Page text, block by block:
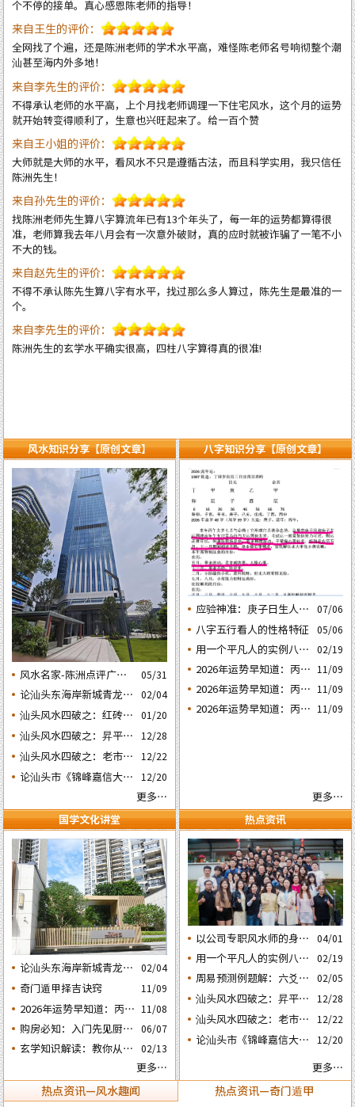
全网找了个遍，还是陈洲老师的学术水平高，难怪陈老师名号响彻整个潮
汕甚至海内外多地！
来自李先生的评价：
不得承认老师的水平高，上个月找老师调理一下住宅风水，这个月的运势
就开始转变得顺利了，生意也兴旺起来了。给一百个赞
来自王小姐的评价：
大师就是大师的水平，看风水不只是遵循古法，而且科学实用，我只信任
陈洲先生！
来自孙先生的评价：
找陈洲老师先生算八字算流年已有13个年头了，每一年的运势都算得很
准，老师算我去年八月会有一次意外破财，真的应时就被诈骗了一笔不小
不大的钱。
来自赵先生的评价：
不得不承认陈先生算八字有水平，找过那么多人算过，陈先生是最准的一
个。
来自李先生的评价：
陈洲先生的玄学水平确实很高，四柱八字算得真的很准!
风水知识分享【原创文章】
风水名家-陈洲点评广州
广交会芭洲交易中心大楼
的风水态势
05/31
论汕头东海岸新城青龙白
虎砂和明堂案山的风水态
势
02/04
汕头风水四破之：红砖楼
被拆除破坏了乌桥岛龟地
风水格局
01/20
汕头风水四破之：昇平路
骑楼拆毁破坏了蜘蛛网的
风水局
12/28
汕头风水四破之：老市政
府楼反向改造破坏了水局
风水。
12/22
论汕头市《锦峰嘉信大
与风水态势的关系
12/20
更多…
八字知识分享【原创文章】
应验神准：庚子日生人丙
午流年运势判断的应验结
果
07/06
八字五行看人的性格特征 05/06
用一个平凡人的实例八字
论断2026马年的流年运势
02/19
2026年运势早知道：丙午
年运势不好的4个出生日
期之四‘庚子’ 日
11/09
2026年运势早知道：丙午
年运势不好的4个出生日
期之三‘丙子’ 日
11/09
2026年运势早知道：丙午 11/09
更多…
国学文化讲堂
论汕头东海岸新城青龙白
虎砂和明堂案山的风水态
势
02/04
奇门遁甲择吉诀窍 11/09
2026年运势早知道：丙午
年运势不好的4个日期出
生人之一‘戊子’ 日
11/08
购房必知：入门先见厨房
餐厅的户型隐藏着那些弊
害？
06/07
玄学知识解读：教你从袁
正确看八字命局
02/13
更多…
热点资讯
以公司专职风水师的身份
应邀出席《星橙网络科技
公司》成立5周年庆典
04/01
用一个平凡人的实例八字
论断2026马年的流年运势
02/19
周易预测例题解：六爻占
卜2026年流年运势卦象分
析
02/05
汕头风水四破之：昇平路
骑楼拆毁破坏了蜘蛛网的
风水局
12/28
汕头风水四破之：老市政
府楼反向改造破坏了水局
风水。
12/22
论汕头市《锦峰嘉信大
12/20
更多…
热点资讯—风水趣闻 热点资讯—奇门遁甲